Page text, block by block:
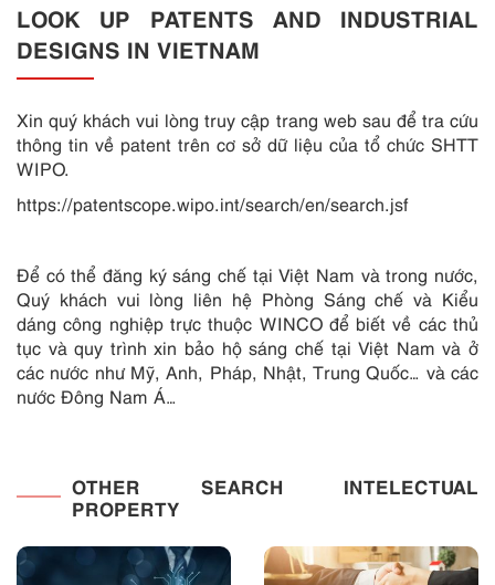
LOOK UP PATENTS AND INDUSTRIAL
DESIGNS IN VIETNAM
Xin quý khách vui lòng truy cập trang web sau để tra cứu
thông tin về patent trên cơ sở dữ liệu của tổ chức SHTT
WIPO.
https://patentscope.wipo.int/search/en/search.jsf
Để có thể đăng ký sáng chế tại Việt Nam và trong nước,
Quý khách vui lòng liên hệ Phòng Sáng chế và Kiểu
dáng công nghiệp trực thuộc WINCO để biết về các thủ
tục và quy trình xin bảo hộ sáng chế tại Việt Nam và ở
các nước như Mỹ, Anh, Pháp, Nhật, Trung Quốc… và các
nước Đông Nam Á…
OTHER SEARCH INTELECTUAL
PROPERTY